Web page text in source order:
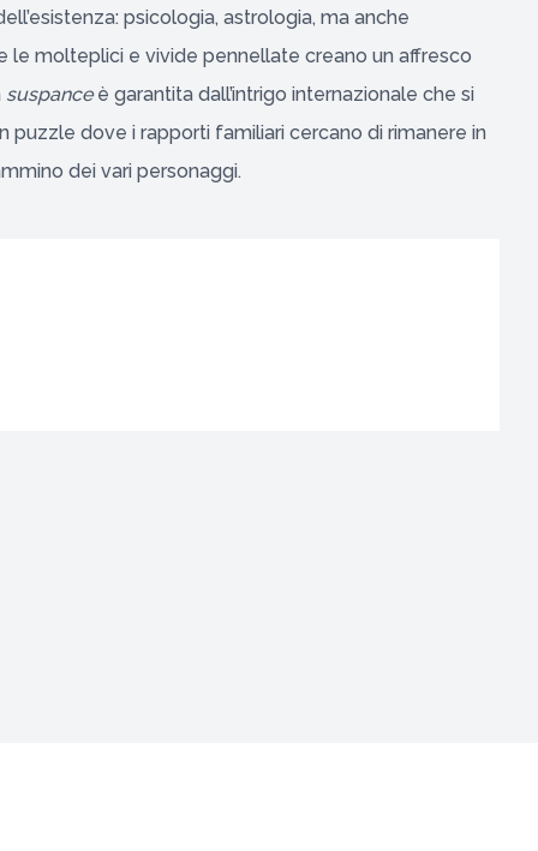
psicologia, astrologia, ma anche
le molteplici e vivide pennellate creano un affresco
suspanceè garantita dall’intrigo internazionale che si
puzzle dove i rapporti familiari cercano di rimanere in
dei vari personaggi.